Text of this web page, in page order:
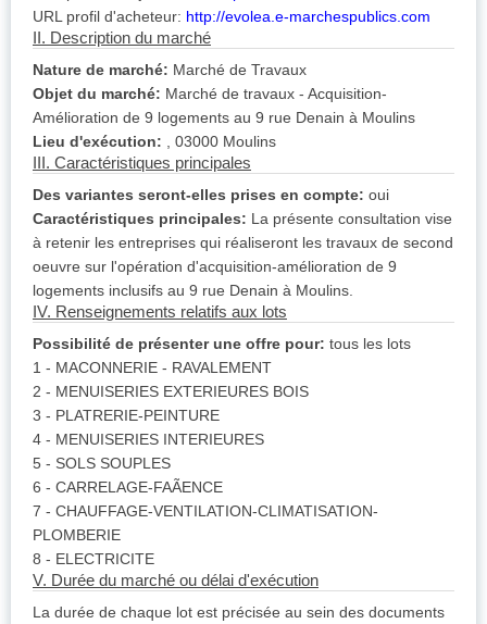
URL profil d'acheteur: http://evolea.e-marchespublics.com
II. Description du marché
Nature de marché: Marché de Travaux
Objet du marché: Marché de travaux - Acquisition-
Amélioration de 9 logements au 9 rue Denain à Moulins
Lieu d'exécution: , 03000 Moulins
III. Caractéristiques principales
Des variantes seront-elles prises en compte: oui
Caractéristiques principales: La présente consultation vise
à retenir les entreprises qui réaliseront les travaux de second
oeuvre sur l'opération d'acquisition-amélioration de 9
logements inclusifs au 9 rue Denain à Moulins.
IV. Renseignements relatifs aux lots
Possibilité de présenter une offre pour: tous les lots
1 - MACONNERIE - RAVALEMENT
2 - MENUISERIES EXTERIEURES BOIS
3 - PLATRERIE-PEINTURE
4 - MENUISERIES INTERIEURES
5 - SOLS SOUPLES
6 - CARRELAGE-FAÃENCE
7 - CHAUFFAGE-VENTILATION-CLIMATISATION-
PLOMBERIE
8 - ELECTRICITE
V. Durée du marché ou délai d'exécution
La durée de chaque lot est précisée au sein des documents